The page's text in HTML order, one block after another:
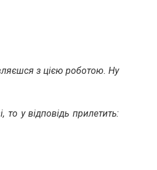
з цією роботою. Ну
то у відповідь прилетить: